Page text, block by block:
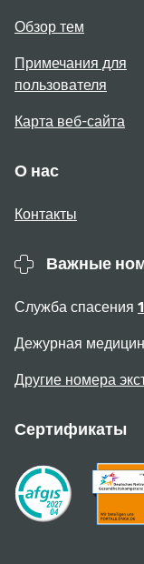
Обзор тем
Примечания для
пользователя
Карта веб-сайта
О нас
Контакты
Важные
Служба спасения
Дежурная
Другие номера
Сертификаты